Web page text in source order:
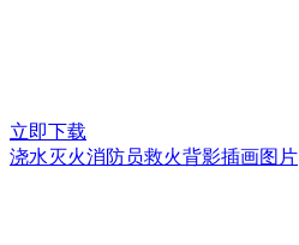
立即下载
浇水灭火消防员救火背影插画图片